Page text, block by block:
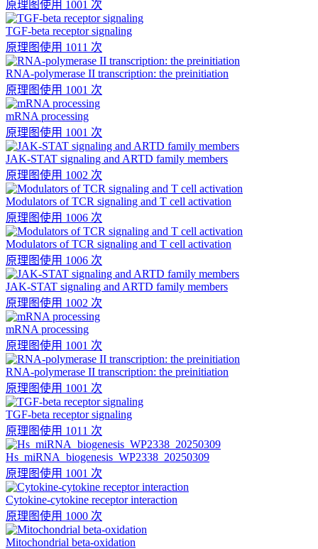
原理图使用 1001 次
TGF-beta receptor signaling
原理图使用 1011 次
RNA-polymerase II transcription: the preinitiation
原理图使用 1001 次
mRNA processing
原理图使用 1001 次
JAK-STAT signaling and ARTD family members
原理图使用 1002 次
Modulators of TCR signaling and T cell activation
原理图使用 1006 次
Modulators of TCR signaling and T cell activation
原理图使用 1006 次
JAK-STAT signaling and ARTD family members
原理图使用 1002 次
mRNA processing
原理图使用 1001 次
RNA-polymerase II transcription: the preinitiation
原理图使用 1001 次
TGF-beta receptor signaling
原理图使用 1011 次
Hs_miRNA_biogenesis_WP2338_20250309
原理图使用 1001 次
Cytokine-cytokine receptor interaction
原理图使用 1000 次
Mitochondrial beta-oxidation